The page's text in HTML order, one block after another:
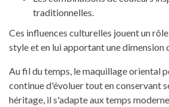
traditionnelles.
Ces influences culturelles jouent un
style et en lui apportant une dimension
Au fil du temps, le maquillage oriental
continue d'évoluer tout en conservant
héritage, il s'adapte aux temps